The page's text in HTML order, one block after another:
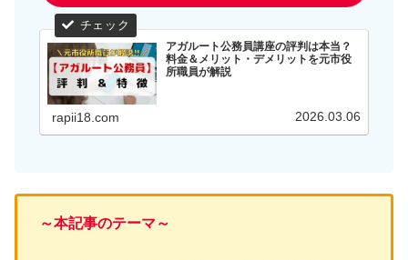
アガルート公務員講座の評判は本当？
料金＆メリット・デメリットを元市役
所職員が解説
rapii18.com 2026.03.06
～本記事のテーマ～